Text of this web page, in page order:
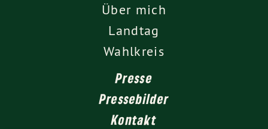
Über mich
Landtag
Wahlkreis
Presse
Pressebilder
Kontakt